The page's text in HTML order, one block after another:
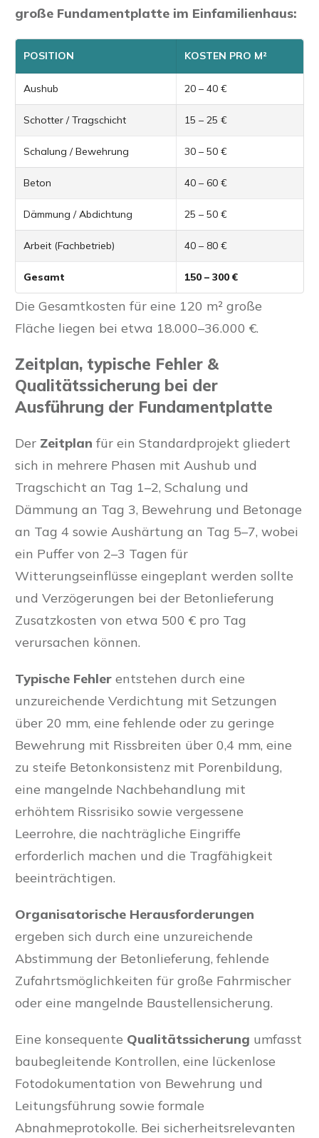
große Fundamentplatte im Einfamilienhaus:
POSITION KOSTEN PRO M²
Aushub 20 – 40 €
Schotter / Tragschicht 15 – 25 €
Schalung / Bewehrung 30 – 50 €
Beton 40 – 60 €
Dämmung / Abdichtung 25 – 50 €
Arbeit (Fachbetrieb) 40 – 80 €
Gesamt 150 – 300 €
Die Gesamtkosten für eine 120 m² große
Fläche liegen bei etwa 18.000–36.000 €.
Zeitplan, typische Fehler &
Qualitätssicherung bei der
Ausführung der Fundamentplatte
Der Zeitplan für ein Standardprojekt gliedert
sich in mehrere Phasen mit Aushub und
Tragschicht an Tag 1–2, Schalung und
Dämmung an Tag 3, Bewehrung und Betonage
an Tag 4 sowie Aushärtung an Tag 5–7, wobei
ein Puffer von 2–3 Tagen für
Witterungseinflüsse eingeplant werden sollte
und Verzögerungen bei der Betonlieferung
Zusatzkosten von etwa 500 € pro Tag
verursachen können.
Typische Fehler entstehen durch eine
unzureichende Verdichtung mit Setzungen
über 20 mm, eine fehlende oder zu geringe
Bewehrung mit Rissbreiten über 0,4 mm, eine
zu steife Betonkonsistenz mit Porenbildung,
eine mangelnde Nachbehandlung mit
erhöhtem Rissrisiko sowie vergessene
Leerrohre, die nachträgliche Eingriffe
erforderlich machen und die Tragfähigkeit
beeinträchtigen.
Organisatorische Herausforderungen
ergeben sich durch eine unzureichende
Abstimmung der Betonlieferung, fehlende
Zufahrtsmöglichkeiten für große Fahrmischer
oder eine mangelnde Baustellensicherung.
Eine konsequente Qualitätssicherung umfasst
baubegleitende Kontrollen, eine lückenlose
Fotodokumentation von Bewehrung und
Leitungsführung sowie formale
Abnahmeprotokolle. Bei sicherheitsrelevanten